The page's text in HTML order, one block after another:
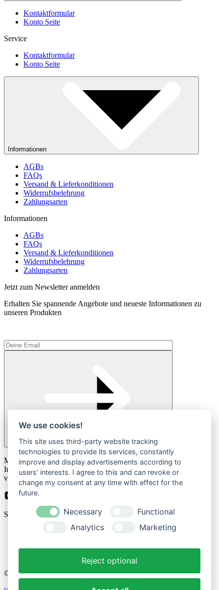
Kontaktformular
Konto Seite
Service
Kontaktformular
Konto Seite
Informationen
AGBs
FAQs
Versand & Lieferkonditionen
Widerrufsbelehrung
Zahlungsarten
Informationen
AGBs
FAQs
Versand & Lieferkonditionen
Widerrufsbelehrung
Zahlungsarten
Jetzt zum Newsletter anmelden
Erhalten Sie spannende Angebote und neueste Informationen zu
unseren Produkten
Please
leave
this
field
empty.
Mit der Anmeldung zum Newsletter stimmen Sie zu, dass wir Ihre
Informationen im Rahmen unsererDatenschutzbestimmungen
verarbeiten.
Sicher bezahlen mit
Impressum
Datenschutzerklärung
© 2026 Cozique
We use cookies!
This site uses third-party website tracking
technologies to provide its services, constantly
improve and display advertisements according to
users' interests. I agree to this and can revoke or
change my consent at any time with effect for the
future.
Necessary
Functional
Analytics
Marketing
Reject optional